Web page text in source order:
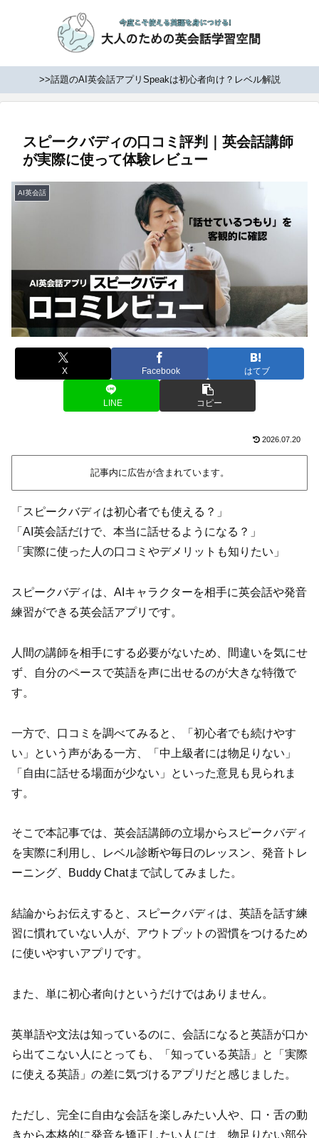
>>話題のAI英会話アプリSpeakは初心者向け？レベル解説
スピークバディの口コミ評判｜英会話講師
が実際に使って体験レビュー
AI英会話
X Facebook はてブ
LINE コピー
2026.07.20
記事内に広告が含まれています。
「スピークバディは初心者でも使える？」
「AI英会話だけで、本当に話せるようになる？」
「実際に使った人の口コミやデメリットも知りたい」
スピークバディは、AIキャラクターを相手に英会話や発音
練習ができる英会話アプリです。
人間の講師を相手にする必要がないため、間違いを気にせ
ず、自分のペースで英語を声に出せるのが大きな特徴で
す。
一方で、口コミを調べてみると、「初心者でも続けやす
い」という声がある一方、「中上級者には物足りない」
「自由に話せる場面が少ない」といった意見も見られま
す。
そこで本記事では、英会話講師の立場からスピークバディ
を実際に利用し、レベル診断や毎日のレッスン、発音トレ
ーニング、Buddy Chatまで試してみました。
結論からお伝えすると、スピークバディは、英語を話す練
習に慣れていない人が、アウトプットの習慣をつけるため
に使いやすいアプリです。
また、単に初心者向けというだけではありません。
英単語や文法は知っているのに、会話になると英語が口か
ら出てこない人にとっても、「知っている英語」と「実際
に使える英語」の差に気づけるアプリだと感じました。
ただし、完全に自由な会話を楽しみたい人や、口・舌の動
きから本格的に発音を矯正したい人には、物足りない部分